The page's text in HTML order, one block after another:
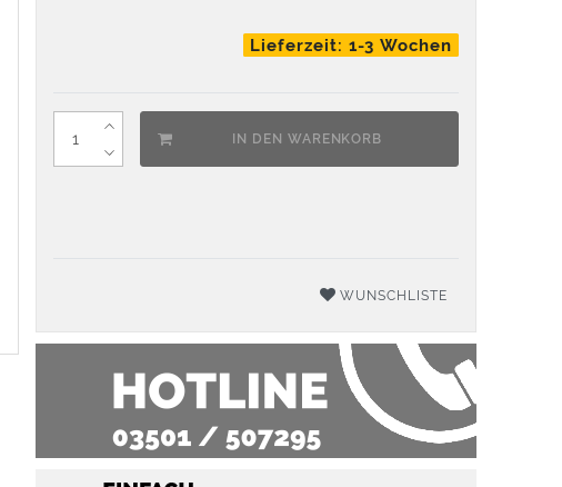
Lieferzeit: 1-3 Wochen
IN DEN WARENKORB
WUNSCHLISTE